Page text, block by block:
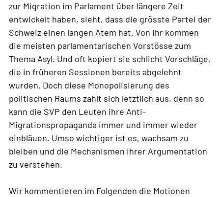
zur Migration im Parlament über längere Zeit
entwickelt haben, sieht, dass die grösste Partei der
Schweiz einen langen Atem hat. Von ihr kommen
die meisten parlamentarischen Vorstösse zum
Thema Asyl. Und oft kopiert sie schlicht Vorschläge,
die in früheren Sessionen bereits abgelehnt
wurden. Doch diese Monopolisierung des
politischen Raums zahlt sich letztlich aus, denn so
kann die SVP den Leuten ihre Anti-
Migrationspropaganda immer und immer wieder
einbläuen. Umso wichtiger ist es, wachsam zu
bleiben und die Mechanismen ihrer Argumentation
zu verstehen.
Wir kommentieren im Folgenden die Motionen